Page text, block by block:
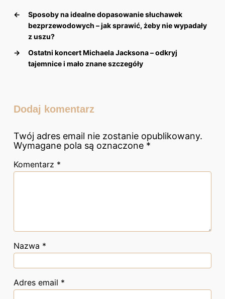
←
Sposoby na idealne dopasowanie słuchawek
bezprzewodowych – jak sprawić, żeby nie wypadały
z uszu?
→
Ostatni koncert Michaela Jacksona – odkryj
tajemnice i mało znane szczegóły
Dodaj komentarz
Twój adres email nie zostanie opublikowany.
Wymagane pola są oznaczone *
Komentarz *
Nazwa *
Adres email *